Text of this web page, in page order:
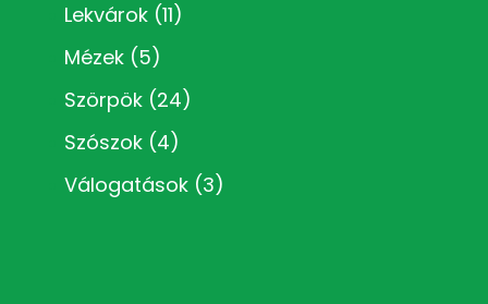
Lekvárok (11)
Mézek (5)
Szörpök (24)
Szószok (4)
Válogatások (3)